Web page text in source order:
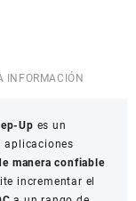
INFORMACIÓN
Up es un
aplicaciones
manera confiable
incrementar el